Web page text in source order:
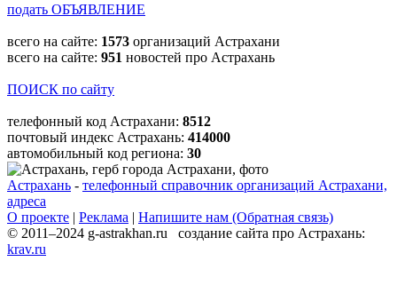
подать ОБЪЯВЛЕНИЕ
всего на сайте: 1573 организаций Астрахани
всего на сайте: 951 новостей про Астрахань
ПОИСК по сайту
телефонный код Астрахани: 8512
почтовый индекс Астрахань: 414000
автомобильный код региона: 30
Астрахань - телефонный справочник организаций Астрахани,
адреса
О проекте | Реклама | Напишите нам (Обратная связь)
© 2011–2024 g-astrakhan.ru создание сайта про Астрахань:
krav.ru